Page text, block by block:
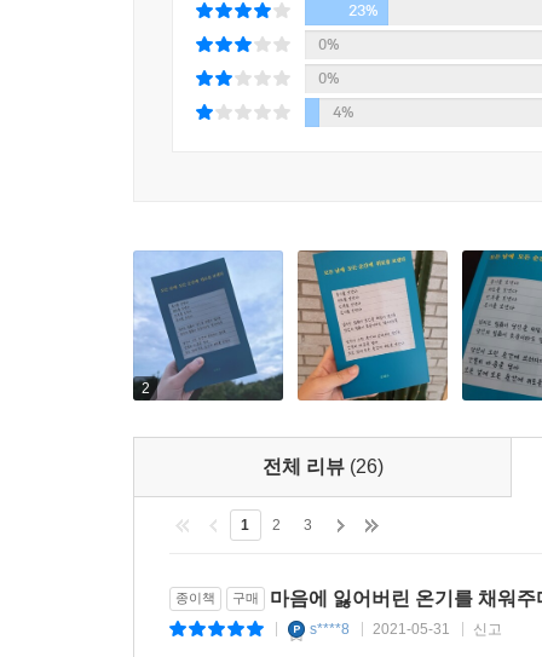
당신이 소망과 간절함을 담아
노력하고 있다면
당장은 이루어지지 않더라도
가장 큰 행운이 당신을 따라온다.
--- p.69
지금 당장 행복하지 않더라도
좋아하는 것들로 하나씩 바꿔 가다 보면
행복이 보일 거야
좋은 생각을 많이 하고
마음에 담아 두면
앞으로 살아가면서 더 힘이 날 거야.
너와 함께하는 삶과
23%
0%
0%
4%
2
전체 리뷰 (26)
1 2 3
종이책 구매 마음에 잃어버린 온기를 채워주
s****8 2021-05-31 신고